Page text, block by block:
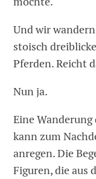
Und wir
stoisch
Pferden. Reicht
Nun ja.
Eine
kann zum
anregen. Die
Figuren, die aus